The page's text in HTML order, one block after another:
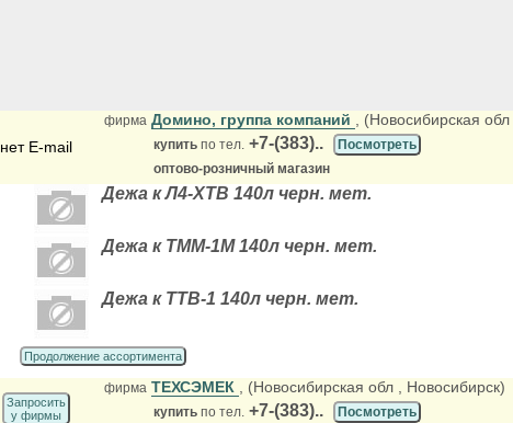
нет E-mail
фирма Домино, группа компаний , (Новосибирская обл
купить по тел. +7-(383)..
Посмотреть
оптово-розничный магазин
Дежа к Л4-ХТВ 140л черн. мет.
Дежа к ТММ-1М 140л черн. мет.
Дежа к ТТВ-1 140л черн. мет.
Продолжение ассортимента
Запросить
у фирмы
фирма ТЕХСЭМЕК , (Новосибирская обл , Новосибирск)
купить по тел. +7-(383)..
Посмотреть